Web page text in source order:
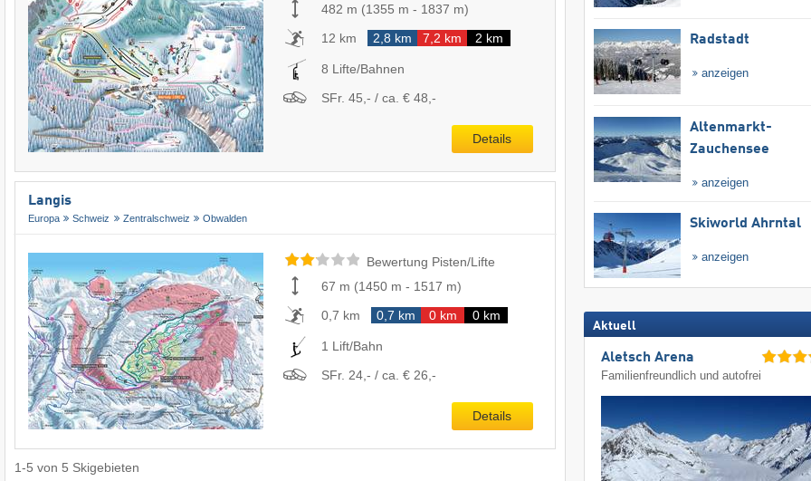
482 m (1355 m - 1837 m)
12 km
2,8 km 7,2 km 2 km
8 Lifte/Bahnen
SFr. 45,- / ca. € 48,-
Details
Langis
Europa Schweiz Zentralschweiz Obwalden
Bewertung Pisten/Lifte
67 m (1450 m - 1517 m)
0,7 km
0,7 km 0 km 0 km
1 Lift/Bahn
SFr. 24,- / ca. € 26,-
Details
1-5 von 5 Skigebieten
Radstadt
anzeigen
Altenmarkt-
Zauchensee
anzeigen
Skiworld Ahrntal
anzeigen
Aktuell
Aletsch Arena
Familienfreundlich und autofrei